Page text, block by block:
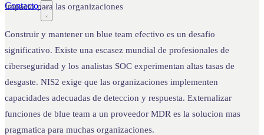
Contacto
Impacto para las organizaciones
Construir y mantener un blue team efectivo es un desafio
significativo. Existe una escasez mundial de profesionales de
ciberseguridad y los analistas SOC experimentan altas tasas de
desgaste. NIS2 exige que las organizaciones implementen
capacidades adecuadas de deteccion y respuesta. Externalizar
funciones de blue team a un proveedor MDR es la solucion mas
pragmatica para muchas organizaciones.